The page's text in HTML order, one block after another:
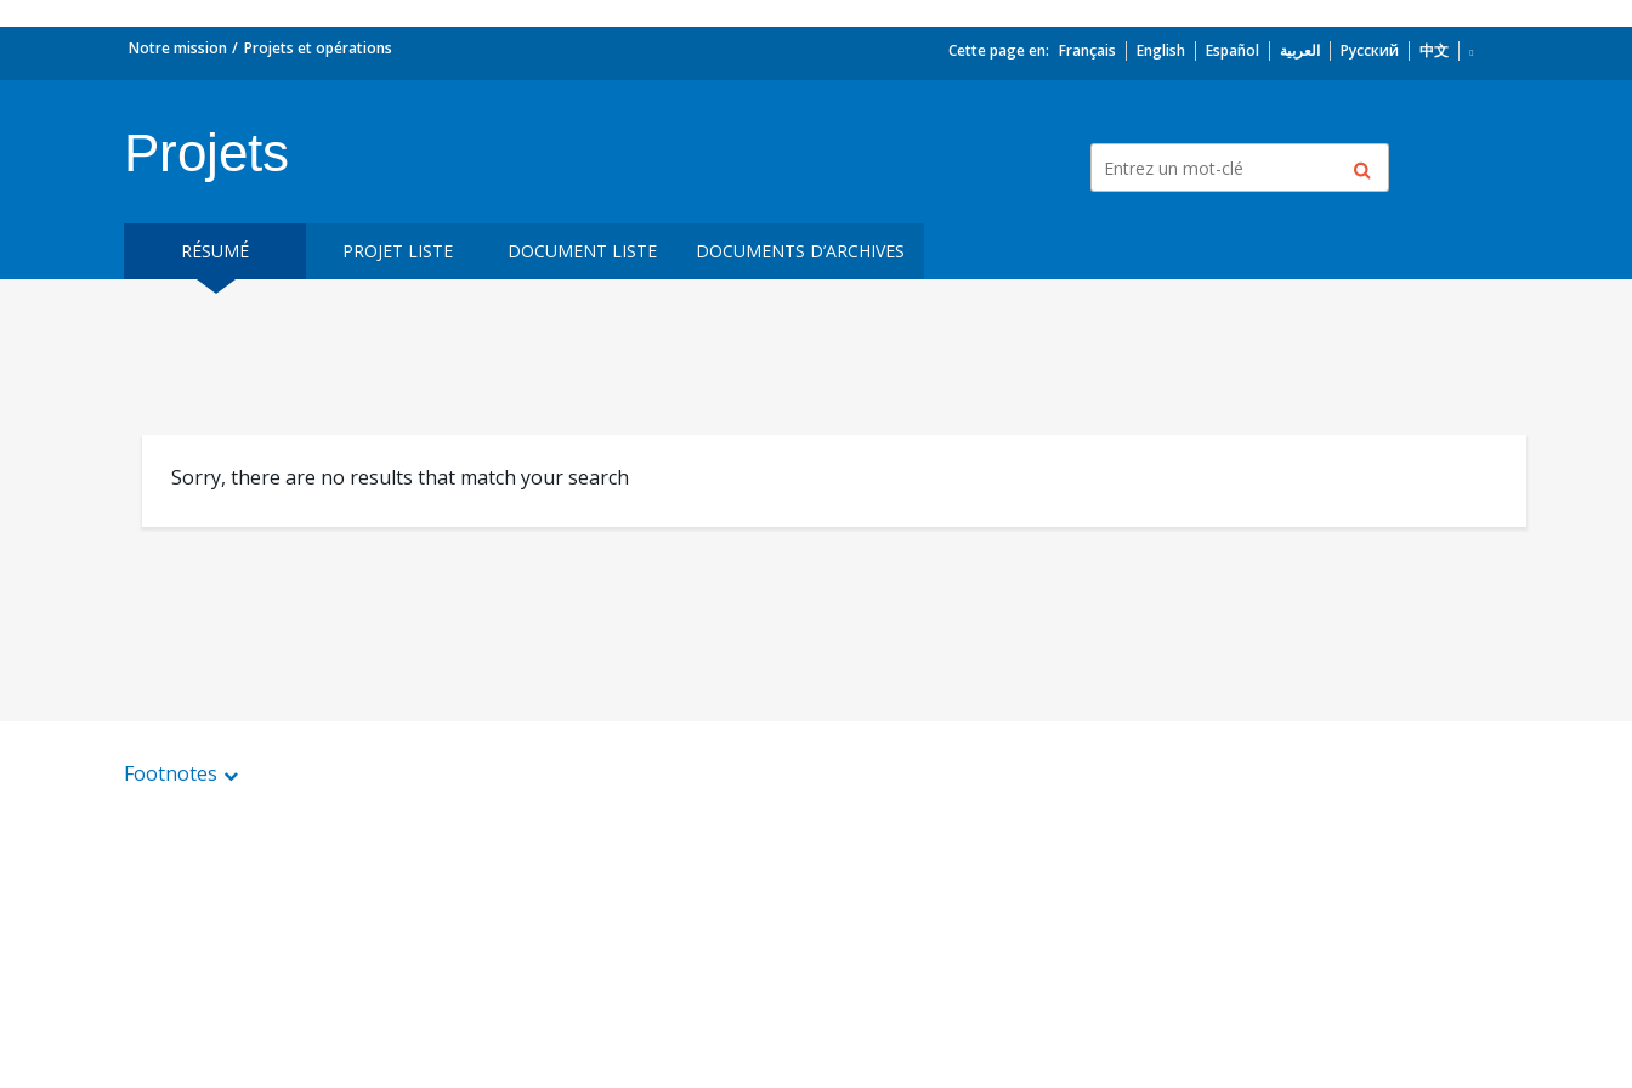
Notre mission Projets et opérations Cette page en: Français English Español العربية Русский 中文
Projets
RÉSUMÉ PROJET LISTE DOCUMENT LISTE DOCUMENTS D’ARCHIVES
Sorry, there are no results that match your search
Footnotes